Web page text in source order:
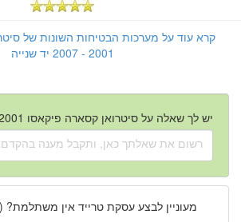
קרא עוד על מערכות הבטיחות השונות של
2001 - 2007 יד שנייה
יש לך שאלה על סיטרואן קסארה פיקאסו 2001 - 2007 יד שנייה?
מעוניין לבצע עסקת טרייד אין משתלמת?